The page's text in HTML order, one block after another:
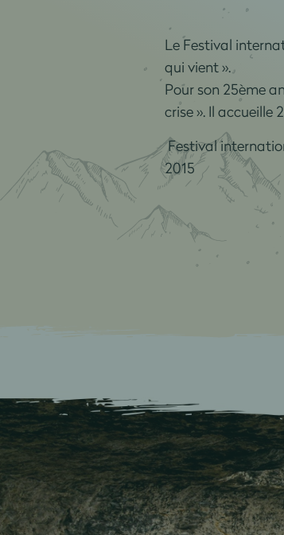
Le Festival
qui vient ».
Pour son 25ème
crise ». Il
Festival
2015